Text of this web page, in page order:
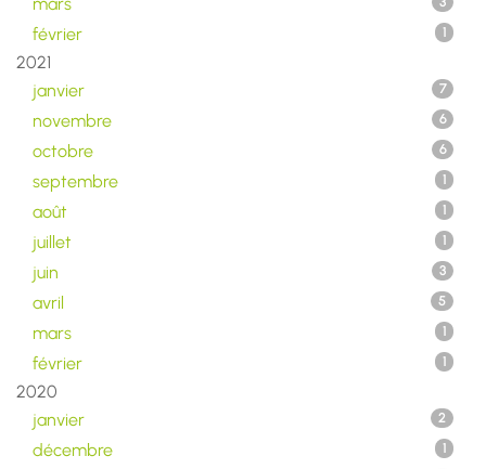
février 1
2021
janvier
7
novembre 6
octobre 6
septembre 1
août 1
juillet 1
juin 3
avril 5
mars 1
février 1
2020
janvier
2
décembre 1